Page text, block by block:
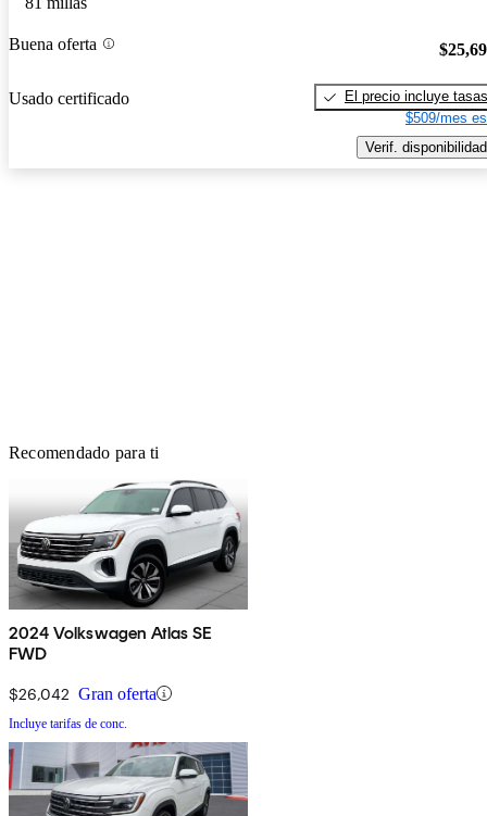
Buena oferta
Usado certificado
El precio incluye tasas
$509/mes
Verif. disponibilidad
Recomendado para ti
2024 Volkswagen Atlas SE
FWD
$26,042 Gran oferta
Incluye tarifas de conc.